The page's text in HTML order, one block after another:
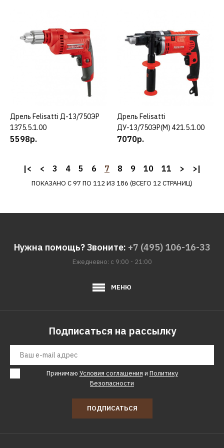
КУПИТЬ
ДОБАВИТЬ К СРАВНЕНИЮ
ДОБАВИТЬ В ПОЖЕЛАНИЯ
UniversalImpact 700
ДОБАВИТЬ В ПОЖЕЛАНИЯ
Дрель DEWALT d21441
40372р.
ДОБАВИТЬ К СРАВНЕНИЮ
Дрель DeWalt DCD740N-
КУПИТЬ
Дрель Felisatti Д-13/750ЭР
1375.5.1.00
5598р.
КУПИТЬ
Дрель Felisatti
ДУ-13/750ЭР(М) 421.5.1.00
7070р.
|< < 3 4 5 6 7 8 9 10 11 > >|
ПОКАЗАНО С 97 ПО 112 ИЗ 186 (ВСЕГО 12 СТРАНИЦ)
Нужна помощь? Звоните: +7 (495) 106-16-33
Ежедневно: с 9:00 - 21:00
МЕНЮ
Подписаться на рассылку
Принимаю Условия соглашения и Политику
Безопасности
ПОДПИСАТЬСЯ